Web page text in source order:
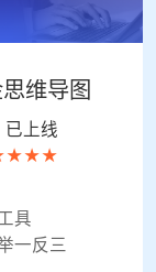
维导图
已上线
具
一反三